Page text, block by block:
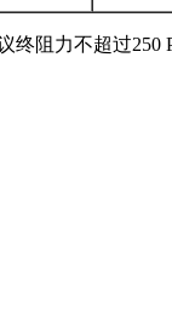
阻力不超过250